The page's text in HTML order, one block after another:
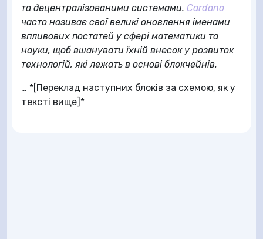
та децентралізованими системами. Cardano
часто називає свої великі оновлення іменами
впливових постатей у сфері математики та
науки, щоб вшанувати їхній внесок у розвиток
технологій, які лежать в основі блокчейнів.
… *[Переклад наступних блоків за схемою, як у
тексті вище]*